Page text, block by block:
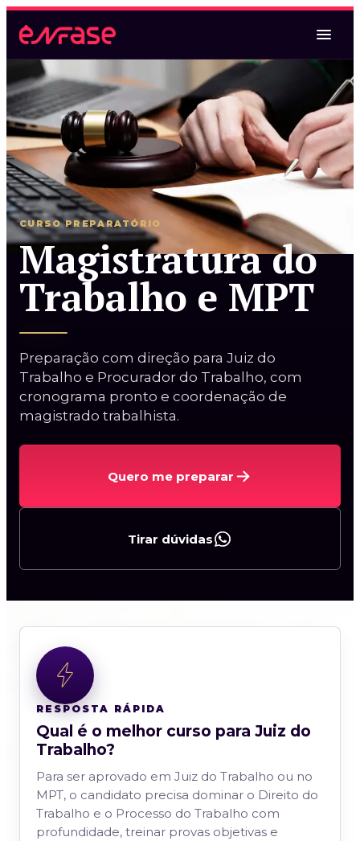
Magistratura Federal
Magistratura Federal e MPF
Magistratura Federal e Estadual
Magistratura Estadual
Magistratura Estadual e MPE
Curso Procuradorias
Carreiras da AGU
Procurador do BACEN
CURSO PREPARATÓRIO
Magistratura do
Trabalho e MPT
Preparação com direção para Juiz do
Trabalho e Procurador do Trabalho, com
cronograma pronto e coordenação de
magistrado trabalhista.
Quero me preparar
Tirar dúvidas
RESPOSTA RÁPIDA
Qual é o melhor curso para Juiz do
Trabalho?
Para ser aprovado em Juiz do Trabalho ou no
MPT, o candidato precisa dominar o Direito do
Trabalho e o Processo do Trabalho com
profundidade, treinar provas objetivas e